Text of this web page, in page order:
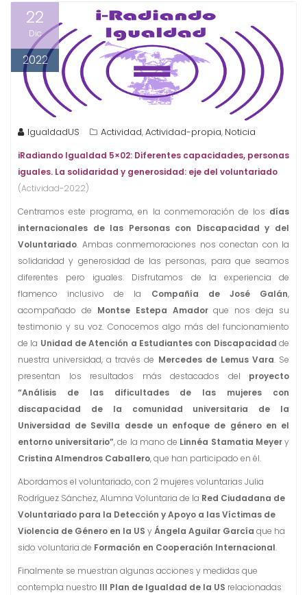
22
Dic
2022
IgualdadUS Actividad,Actividad-propia, Noticia
iRadiando Igualdad 5×02: Diferentes capacidades, personas
iguales. La solidaridad y generosidad: eje del voluntariado
(Actividad-2022)
Centramos este programa, en la conmemoración de los días
internacionales de las Personas con Discapacidad y del
Voluntariado. Ambas conmemoraciones nos conectan con la
solidaridad y generosidad de las personas, para que seamos
diferentes pero iguales. Disfrutamos de la experiencia de
flamenco inclusivo de la Compañía de José Galán,
acompañado de Montse Estepa Amadorque nos deja su
testimonio y su voz. Conocemos algo más del funcionamiento
de la Unidad de Atención a Estudiantes con Discapacidad de
nuestra universidad, a través de Mercedes de Lemus Vara. Se
presentan los resultados más destacados del proyecto
“Análisis de las dificultades de las mujeres con
discapacidad de la comunidad universitaria de la
Universidad de Sevilla desde un enfoque de género en el
entorno universitario”, de la mano de Linnéa Stamatia Meyery
Cristina Almendros Caballero, que han participado en él.
Abordamos el voluntariado, con 2 mujeres voluntarias Julia
Rodríguez Sánchez, Alumna Voluntaria de la Red Ciudadana de
Voluntariado para la Detección y Apoyo a las Víctimas de
Violencia de Género en la US yÁngela Aguilar García que ha
sido voluntaria de Formación en Cooperación Internacional.
Finalmente se muestran algunas acciones y medidas que
contempla nuestro III Plan de Igualdad de la US relacionadas